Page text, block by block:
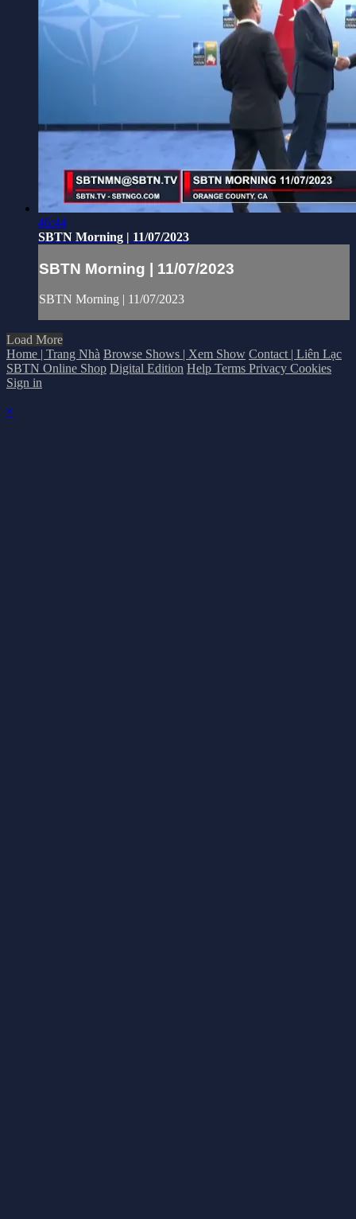
46:44
SBTN Morning | 11/07/2023
SBTN Morning | 11/07/2023
SBTN Morning | 11/07/2023
Load More
Home | Trang Nhà Browse Shows | Xem Show Contact | Liên Lạc
SBTN Online Shop Digital Edition Help Terms Privacy Cookies
Sign in
×